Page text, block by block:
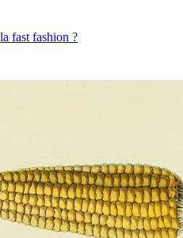
fast fashion ?